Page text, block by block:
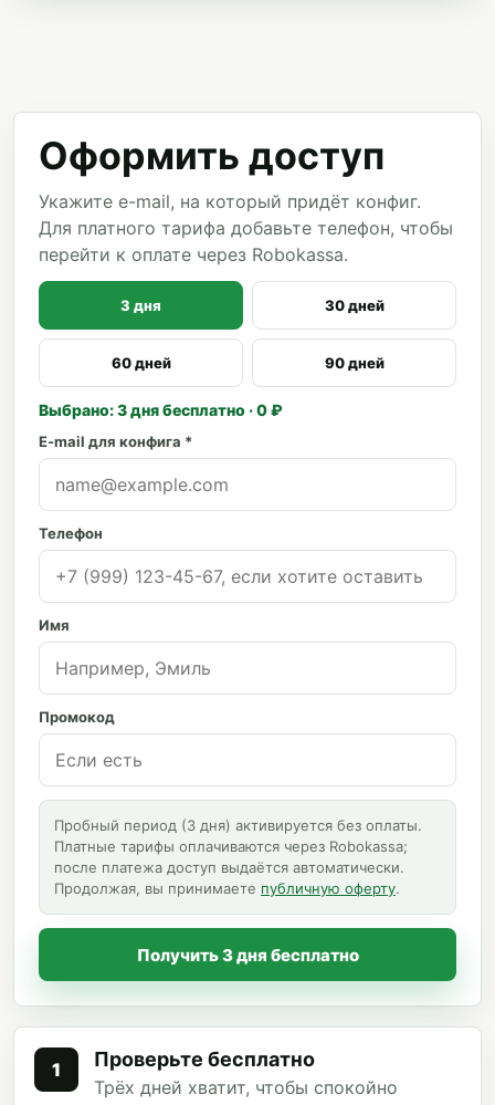
Оформить доступ
Укажите e-mail, на который придёт конфиг.
Для платного тарифа добавьте телефон, чтобы
перейти к оплате через Robokassa.
3 дня 30 дней
60 дней 90 дней
Выбрано: 3 дня бесплатно · 0 ₽
E-mail для конфига *
Телефон
Имя
Промокод
Пробный период (3 дня) активируется без оплаты.
Платные тарифы оплачиваются через Robokassa;
после платежа доступ выдаётся автоматически.
Продолжая, вы принимаете публичную оферту.
Получить 3 дня бесплатно
1 Проверьте бесплатно
Трёх дней хватит, чтобы спокойно